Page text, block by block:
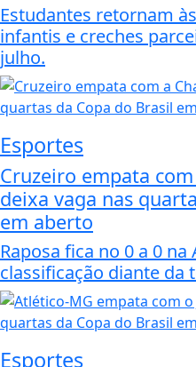
Estudantes retornam
infantis e creches
julho.
Esportes
Cruzeiro empata
deixa vaga nas
em aberto
Raposa fica no 0 a 0
classificação diante da
Esportes